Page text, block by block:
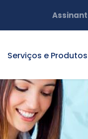
Serviços e Produtos